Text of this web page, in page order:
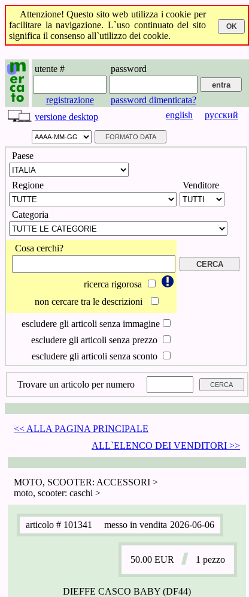
Attenzione! Questo sito web utilizza i cookie per
facilitare la navigazione. L`uso continuato del sito
significa il consenso all`utilizzo dei cookie.
utente # password
registrazione
password dimenticata?
versione desktop
english русский
Paese
Regione Venditore
Categoria
Cosa cerchi?
ricerca rigorosa
non cercare tra le descrizioni
escludere gli articoli senza immagine
escludere gli articoli senza prezzo
escludere gli articoli senza sconto
Trovare un articolo per numero
<< ALLA PAGINA PRINCIPALE
ALL`ELENCO DEI VENDITORI >>
MOTO, SCOOTER: ACCESSORI >
moto, scooter: caschi >
articolo # 101341 messo in vendita 2026-06-06
50.00 EUR 1 pezzo
DIEFFE CASCO BABY (DF44)